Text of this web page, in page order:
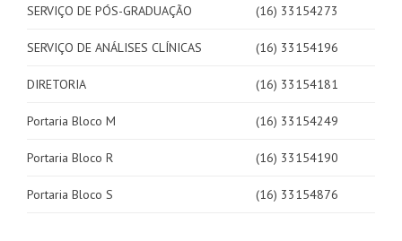
SERVIÇO DE PÓS-GRADUAÇÃO (16) 33154273
SERVIÇO DE ANÁLISES CLÍNICAS (16) 33154196
DIRETORIA (16) 33154181
Portaria Bloco M (16) 33154249
Portaria Bloco R (16) 33154190
Portaria Bloco S (16) 33154876